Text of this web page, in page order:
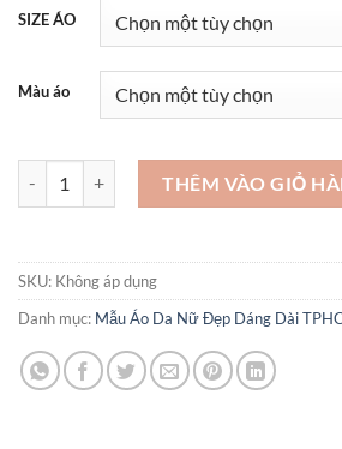
SIZE ÁO
Màu áo
Áo da nữ thật da bò áo da hàng hiệu -
THÊM VÀO GIỎ
SKU: Không áp dụng
Danh mục: Mẫu Áo Da Nữ Đẹp Dáng Dài